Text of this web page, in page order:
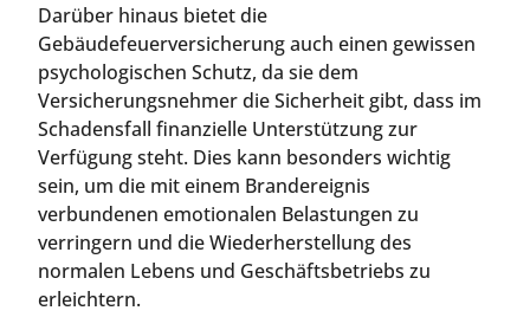
Darüber hinaus bietet die
Gebäudefeuerversicherung auch einen gewissen
psychologischen Schutz, da sie dem
Versicherungsnehmer die Sicherheit gibt, dass im
Schadensfall finanzielle Unterstützung zur
Verfügung steht. Dies kann besonders wichtig
sein, um die mit einem Brandereignis
verbundenen emotionalen Belastungen zu
verringern und die Wiederherstellung des
normalen Lebens und Geschäftsbetriebs zu
erleichtern.